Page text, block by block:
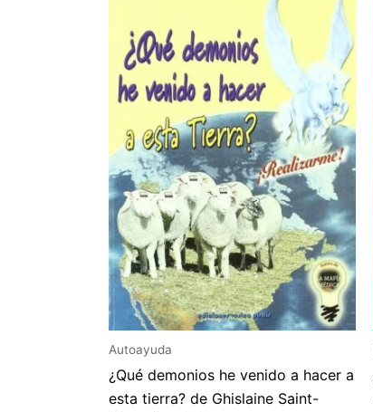
Autoayuda
¿Qué demonios he venido a hacer a
esta tierra? de Ghislaine Saint-